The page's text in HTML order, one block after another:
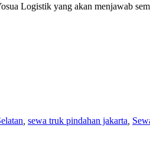
Logistik yang akan menjawab
sewa truk pindahan jakarta